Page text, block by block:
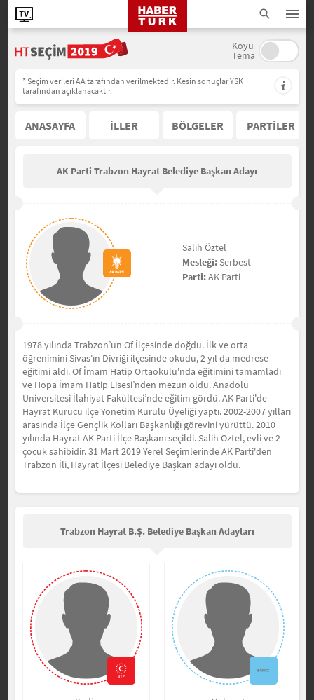
Koyu
Tema
* Seçim verileri AA tarafından verilmektedir. Kesin sonuçlar YSK
tarafından açıklanacaktır.
ANASAYFA İLLER BÖLGELER PARTİLER
AK Parti Trabzon Hayrat Belediye Başkan Adayı
Salih Öztel
Mesleği: Serbest
Parti:AK Parti
1978 yılında Trabzon’un Of İlçesinde doğdu. İlk ve orta
öğrenimini Sivas'ın Divriği ilçesinde okudu, 2 yıl da medrese
eğitimi aldı. Of İmam Hatip Ortaokulu'nda eğitimini tamamladı
ve Hopa İmam Hatip Lisesi’nden mezun oldu. Anadolu
Üniversitesi İlahiyat Fakültesi’nde eğitim gördü. AK Parti'de
Hayrat Kurucu ilçe Yönetim Kurulu Üyeliği yaptı. 2002-2007 yılları
arasında İlçe Gençlik Kolları Başkanlığı görevini yürüttü. 2010
yılında Hayrat AK Parti İlçe Başkanı seçildi. Salih Öztel, evli ve 2
çocuk sahibidir. 31 Mart 2019 Yerel Seçimlerinde AK Parti'den
Trabzon İli, Hayrat İlçesi Belediye Başkan adayı oldu.
Trabzon Hayrat B.Ş. Belediye Başkan Adayları